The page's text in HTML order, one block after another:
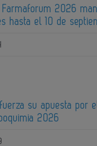
Farmaforum 2026
hasta el 10 de
su apuesta por
2026